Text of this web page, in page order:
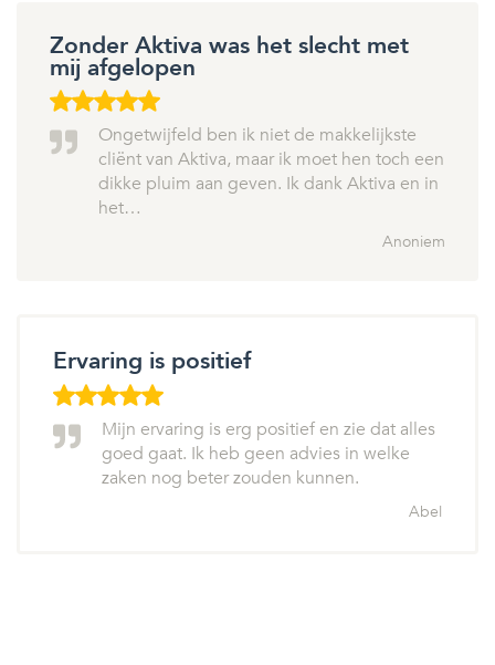
Zonder Aktiva was het slecht met
mij afgelopen
Ongetwijfeld ben ik niet de makkelijkste
cliënt van Aktiva, maar ik moet hen toch een
dikke pluim aan geven. Ik dank Aktiva en in
het…
Anoniem
Ervaring is positief
Mijn ervaring is erg positief en zie dat alles
goed gaat. Ik heb geen advies in welke
zaken nog beter zouden kunnen.
Abel